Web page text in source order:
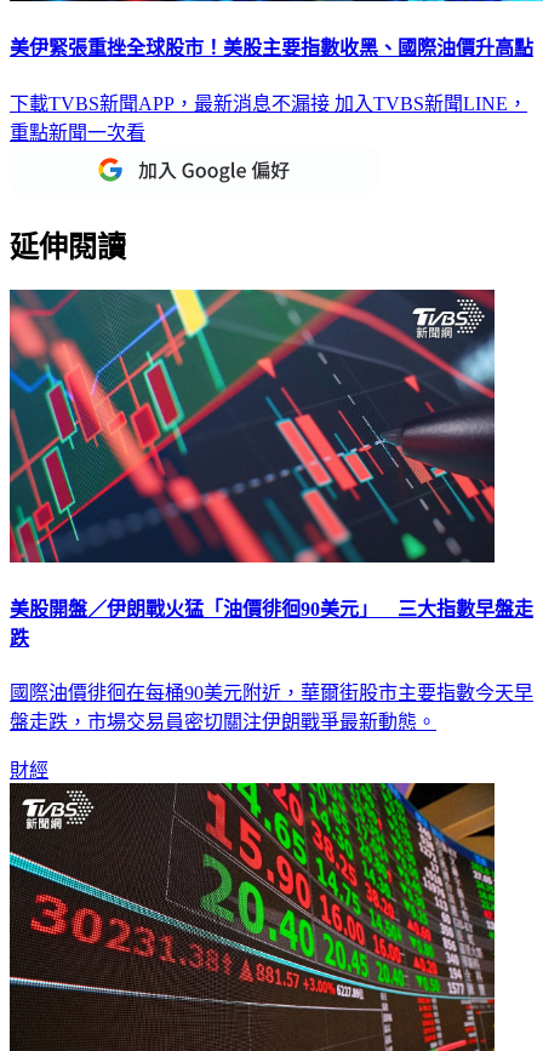
美伊緊張重挫全球股市！美股主要指數收黑、國際油價升高點
下載TVBS新聞APP，最新消息不漏接 加入TVBS新聞LINE，
重點新聞一次看
延伸閱讀
美股開盤／伊朗戰火猛「油價徘徊90美元」 三大指數早盤走
跌
國際油價徘徊在每桶90美元附近，華爾街股市主要指數今天早
盤走跌，市場交易員密切關注伊朗戰爭最新動態。
財經